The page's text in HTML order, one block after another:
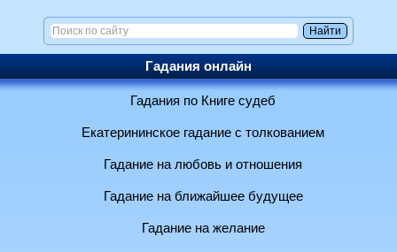
Гадания онлайн
Гадания по Книге судеб
Екатерининское гадание с толкованием
Гадание на любовь и отношения
Гадание на ближайшее будущее
Гадание на желание